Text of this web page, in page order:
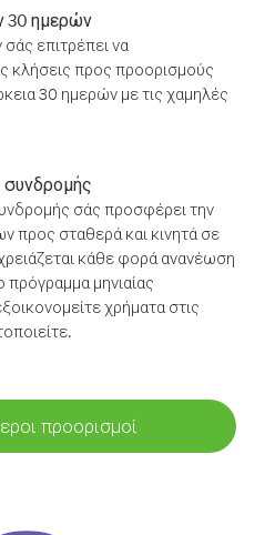
30 ημερών
επιτρέπει να
κλήσεις προς προορισμούς
30 ημερών με τις χαμηλές
συνδρομής
σάς προσφέρει την
προς σταθερά και κινητά σε
κάθε φορά ανανέωση
μηνιαίας
χρήματα στις
προορισμοί